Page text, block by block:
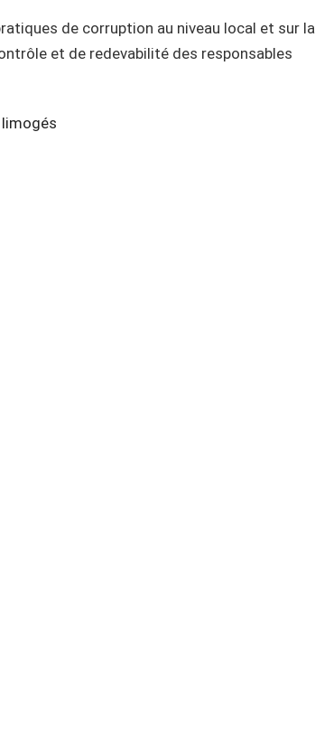
de corruption au niveau local et sur la
et de redevabilité des responsables